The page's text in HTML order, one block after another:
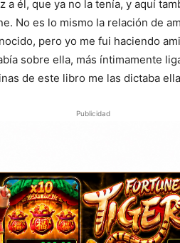
a él, que ya no la tenía, y aquí
No es lo mismo la relación de
pero yo me fui haciendo
sobre ella, más íntimamente
de este libro me las dictaba
Publicidad